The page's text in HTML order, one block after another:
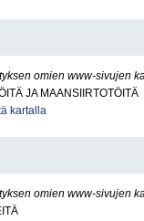
omien www-sivujen
JA MAANSIIRTOTÖITÄ
kartalla
omien www-sivujen